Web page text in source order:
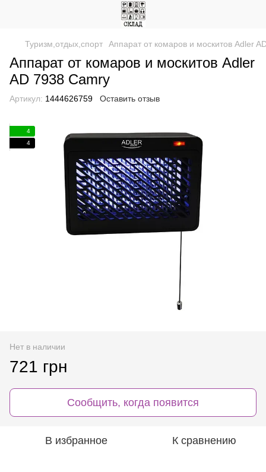
Туризм,отдых,спорт Аппарат от комаров и москитов Adler
Аппарат от комаров и москитов Adler
AD 7938 Camry
Артикул: 1444626759 Оставить отзыв
4
4
Нет в наличии
721 грн
Сообщить, когда появится
В избранное К сравнению